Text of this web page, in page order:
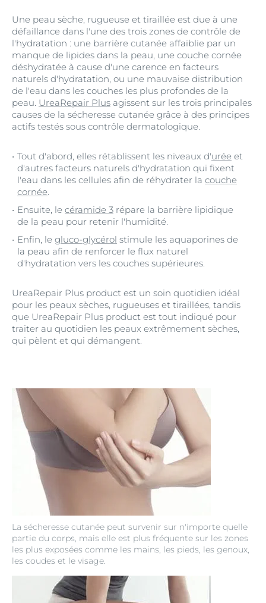
La sécheresse cutanée peut survenir sur n'importe quelle
partie du corps, mais elle est plus fréquente sur les zones
les plus exposées comme les mains, les pieds, les genoux,
les coudes et le visage.
Une peau sèche, rugueuse et tiraillée est due à une
défaillance dans l'une des trois zones de contrôle de
l'hydratation : une barrière cutanée affaiblie par un
manque de lipides dans la peau, une couche cornée
déshydratée à cause d'une carence en facteurs
naturels d'hydratation, ou une mauvaise distribution
de l'eau dans les couches les plus profondes de la
peau. UreaRepair Plus agissent sur les trois principales
causes de la sécheresse cutanée grâce à des principes
actifs testés sous contrôle dermatologique.
Tout d'abord, elles rétablissent les niveaux d'urée et
d'autres facteurs naturels d'hydratation qui fixent
l'eau dans les cellules afin de réhydrater la couche
cornée.
Ensuite, le céramide 3 répare la barrière lipidique
de la peau pour retenir l'humidité.
Enfin, le gluco-glycérol stimule les aquaporines de
la peau afin de renforcer le flux naturel
d'hydratation vers les couches supérieures.
UreaRepair Plus product est un soin quotidien idéal
pour les peaux sèches, rugueuses et tiraillées, tandis
que UreaRepair Plus product est tout indiqué pour
traiter au quotidien les peaux extrêmement sèches,
qui pèlent et qui démangent.